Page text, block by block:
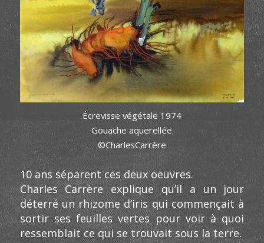
Écrevisse végétale 1974
Gouache aquerellée
©CharlesCarrère
10 ans séparent ces deux oeuvres.
Charles Carrère explique qu’il a un jour
déterré un rhizome d’iris qui commençait à
sortir ses feuilles vertes pour voir à quoi
ressemblait ce qui se trouvait sous la terre.